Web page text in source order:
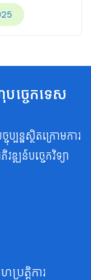
ច្ចេកទេស
បន្នស្ថិតក្រោមការ
ឍន៍បច្ចេកវិទ្យា
រត្តិការ